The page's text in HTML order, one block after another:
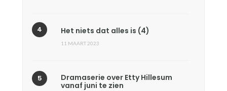
Het niets dat alles is (4)
11 MAART 2023
Dramaserie over Etty Hillesum
vanaf juni te zien